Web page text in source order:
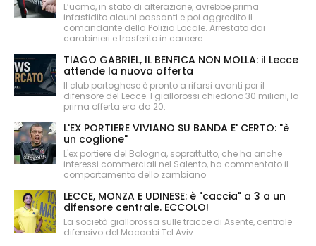
L’uomo, in stato di alterazione, avrebbe prima
infastidito alcuni passanti e poi aggredito il
comandante della Polizia Locale. Arrestato dai
carabinieri e trasferito in carcere.
TIAGO GABRIEL, IL BENFICA NON MOLLA: il Lecce
attende la nuova offerta
Il club portoghese è pronto a rifarsi avanti per il
difensore del Lecce. I giallorossi chiedono 30 milioni, la
prima offerta era da 20.
L'EX PORTIERE VIVIANO SU BANDA E' CERTO: "è
un coglione"
L'ex portiere del Bologna, soprattutto, che ha anche
interessi commerciali nel Salento, ha commentato il
comportamento dello zambiano
LECCE, MONZA E UDINESE: è "caccia" a 3 a un
difensore centrale. ECCOLO!
La società giallorossa sulle tracce di Asente, centrale
difensivo del Maccabi Tel Aviv